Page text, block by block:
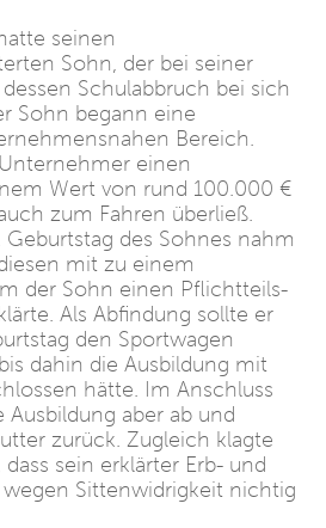
seinen
Sohn, der bei seiner
Schulabbruch bei sich
Sohn begann eine
Bereich.
einen
Wert von rund 100.000 €
zum Fahren überließ.
Geburtstag des Sohnes nahm
mit zu einem
der Sohn einen Pflichtteils-
Als Abfindung sollte er
den Sportwagen
dahin die Ausbildung mit
hätte. Im Anschluss
Ausbildung aber ab und
zurück. Zugleich klagte
sein erklärter Erb- und
Sittenwidrigkeit nichtig